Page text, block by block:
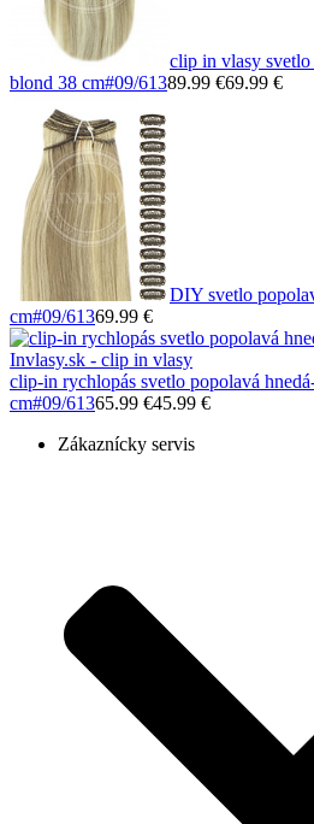
clip in vlasy svetlo
blond 38 cm#09/61389.99 €69.99 €
DIY svetlo
cm#09/61369.99 €
clip-in rychlopás svetlo popolavá
cm#09/61365.99 €45.99 €
Zákaznícky servis